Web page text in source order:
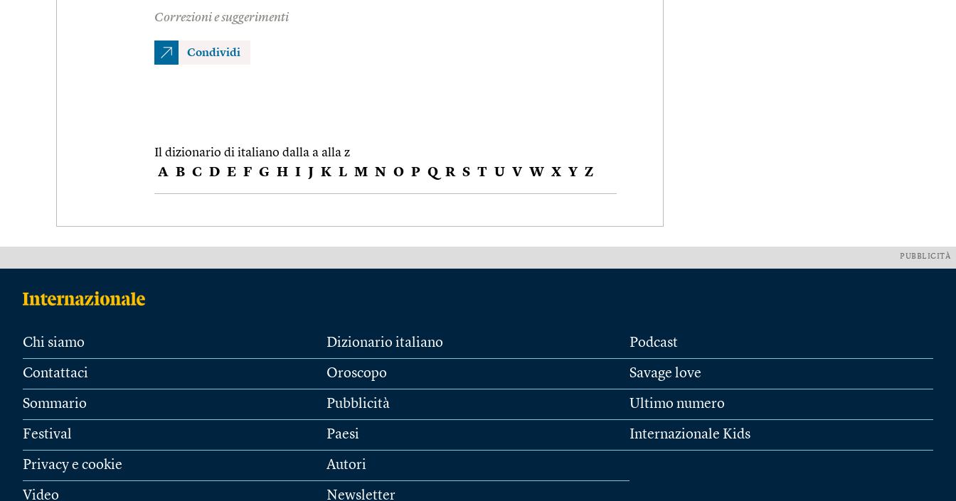
Correzioni e suggerimenti
Condividi
Il dizionario di italiano dalla a alla z
A B C D E F G H I J K L M N O P Q R S T U V W X Y Z
PUBBLICITÀ
Chi siamo
Contattaci
Sommario
Festival
Privacy e cookie
Video
Dizionario italiano
Oroscopo
Pubblicità
Paesi
Autori
Newsletter
Podcast
Savage love
Ultimo numero
Internazionale Kids